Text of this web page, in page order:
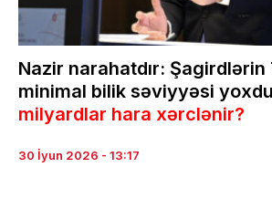
Nazir narahatdır:
minimal bilik səviyyəsi
milyardlar hara xərclənir?
30 İyun 2026 - 13:17